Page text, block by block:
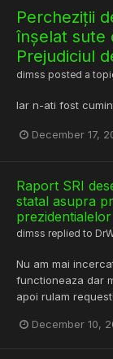
Percheziții
înșelat sute
Prejudiciul
dimss posted a
Iar n-ati fost
December 17,
Raport SRI
statal asupra
prezidentialelor
dimss replied to
Nu am mai
functioneaza dar
apoi rulam
December 10,